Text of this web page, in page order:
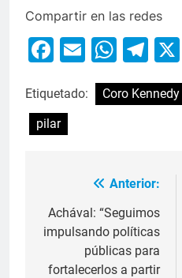
Compartir en las redes
Facebook
Email
Etiquetado: Coro Kennedy
pilar
Anterior:
Achával: “Seguimos
impulsando políticas
públicas para
fortalecerlos a partir